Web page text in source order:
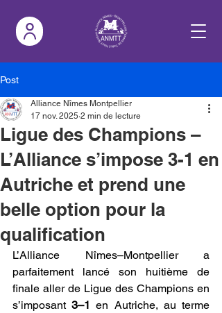
Post
Ligue des Champions –
L’Alliance s’impose 3-1 en
Autriche et prend une
belle option pour la
qualification
Alliance Nîmes Montpellier
17 nov. 2025 2 min de lecture
L’Alliance Nîmes–Montpellier a
parfaitement lancé son huitième de
finale aller de Ligue des Champions en
s’imposant 3–1 en Autriche, au terme